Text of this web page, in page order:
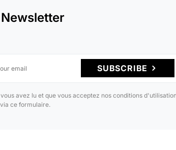
SUBSCRIBE
avez lu et que vous acceptez nos conditions d'utilisation
ce formulaire.